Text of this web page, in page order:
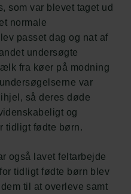
som var blevet taget ud
normale
passet dag og nat af
undersøgte
fra køer på modning
var
så deres døde
og
tidligt fødte børn.
også lavet feltarbejde
tidligt fødte børn blev
til at overleve samt